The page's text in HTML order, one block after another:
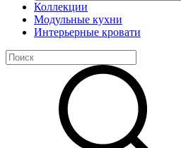
Коллекции
Модульные кухни
Интерьерные кровати